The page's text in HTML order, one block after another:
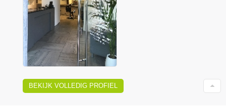
BEKIJK VOLLEDIG PROFIEL